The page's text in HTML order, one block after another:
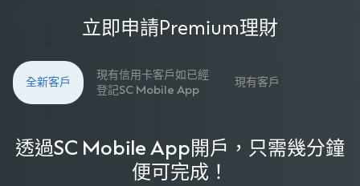
立即申請Premium理財
全新客戶
現有信用卡客戶如已經
登記SC Mobile App
現有客戶
透過SC Mobile App開戶，只需幾分鐘
便可完成！